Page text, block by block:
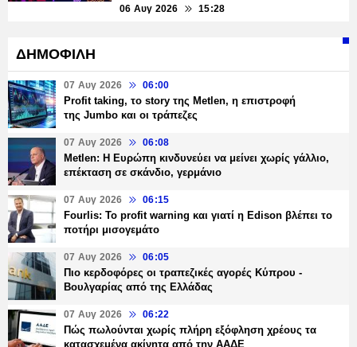
06 Αυγ 2026 15:28
ΔΗΜΟΦΙΛΗ
07 Αυγ 2026 06:00
Profit taking, το story της Metlen, η επιστροφή
της Jumbo και οι τράπεζες
07 Αυγ 2026 06:08
Metlen: Η Ευρώπη κινδυνεύει να μείνει χωρίς γάλλιο,
επέκταση σε σκάνδιο, γερμάνιο
07 Αυγ 2026 06:15
Fourlis: Το profit warning και γιατί η Edison βλέπει το
ποτήρι μισογεμάτο
07 Αυγ 2026 06:05
Πιο κερδοφόρες οι τραπεζικές αγορές Κύπρου -
Βουλγαρίας από της Ελλάδας
07 Αυγ 2026 06:22
Πώς πωλούνται χωρίς πλήρη εξόφληση χρέους τα
κατασχεμένα ακίνητα από την ΑΑΔΕ